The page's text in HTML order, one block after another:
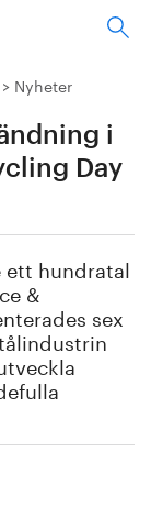
Nyheter
i
Day
ett hundratal
&
sex